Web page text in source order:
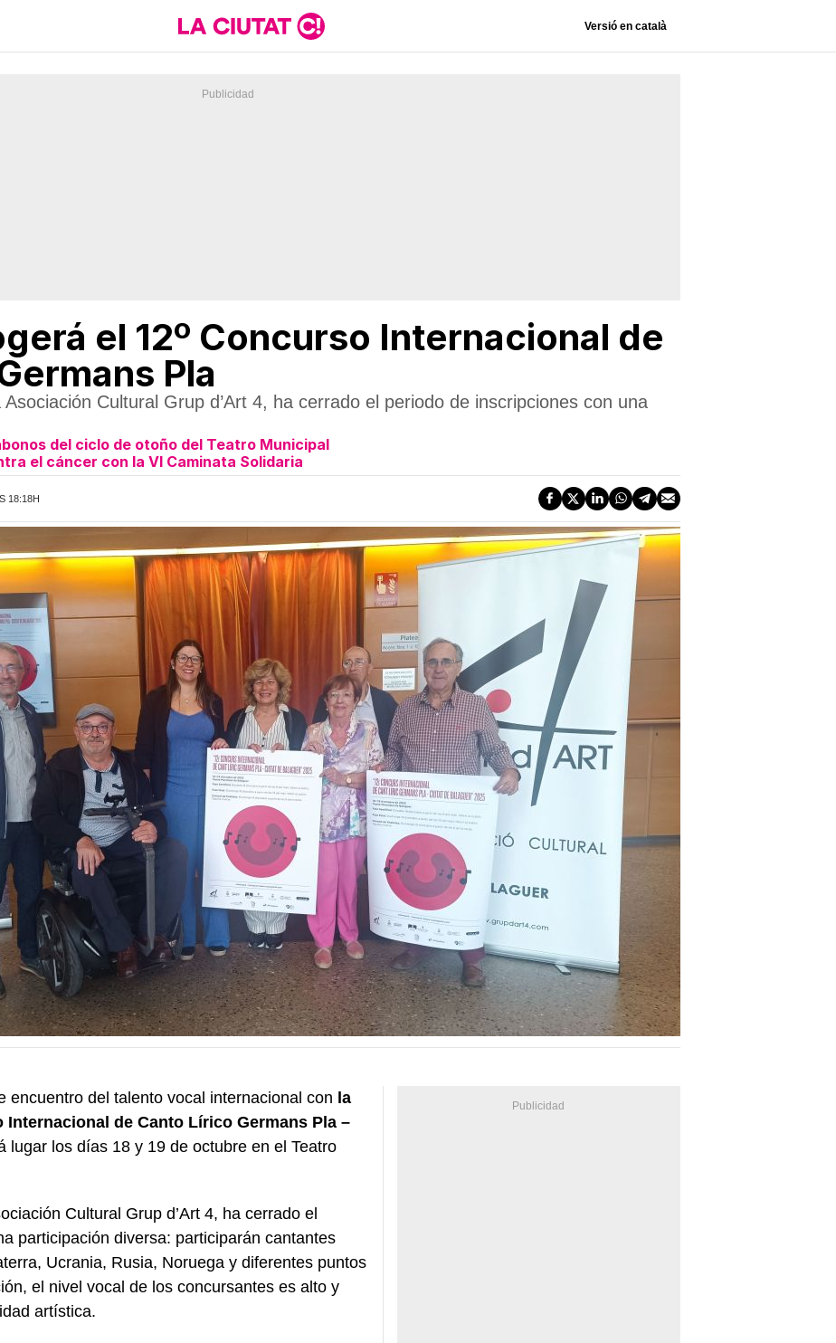
Versió en català
el 12º Concurso Internacional de
Pla
Cultural Grup d’Art 4, ha cerrado el periodo de inscripciones con una
del ciclo de otoño del Teatro Municipal
el cáncer con la VI Caminata Solidaria
18:18H
encuentro del talento vocal internacional con la
Internacional de Canto Lírico Germans Pla –
lugar los días 18 y 19 de octubre en el Teatro
Cultural Grup d’Art 4, ha cerrado el
participación diversa: participarán cantantes
Ucrania, Rusia, Noruega y diferentes puntos
el nivel vocal de los concursantes es alto y
artística.